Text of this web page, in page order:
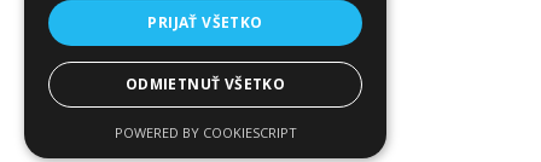
PRIJAŤ VŠETKO
ODMIETNUŤ VŠETKO
POWERED BY COOKIESCRIPT